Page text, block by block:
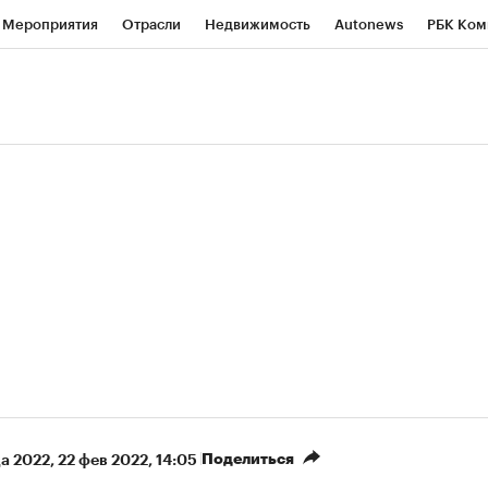
Мероприятия Отрасли Недвижимость Autonews РБК
2022⁠, 22 фев 2022, 14:05 Поделиться